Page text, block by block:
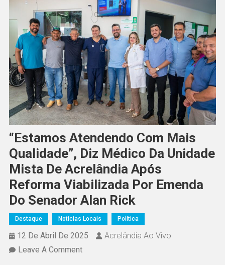
“Estamos Atendendo Com Mais
Qualidade”, Diz Médico Da Unidade
Mista De Acrelândia Após
Reforma Viabilizada Por Emenda
Do Senador Alan Rick
Destaque Notícias Locais Política
12 De Abril De 2025
Acrelândia Ao Vivo
Leave A CommentOn